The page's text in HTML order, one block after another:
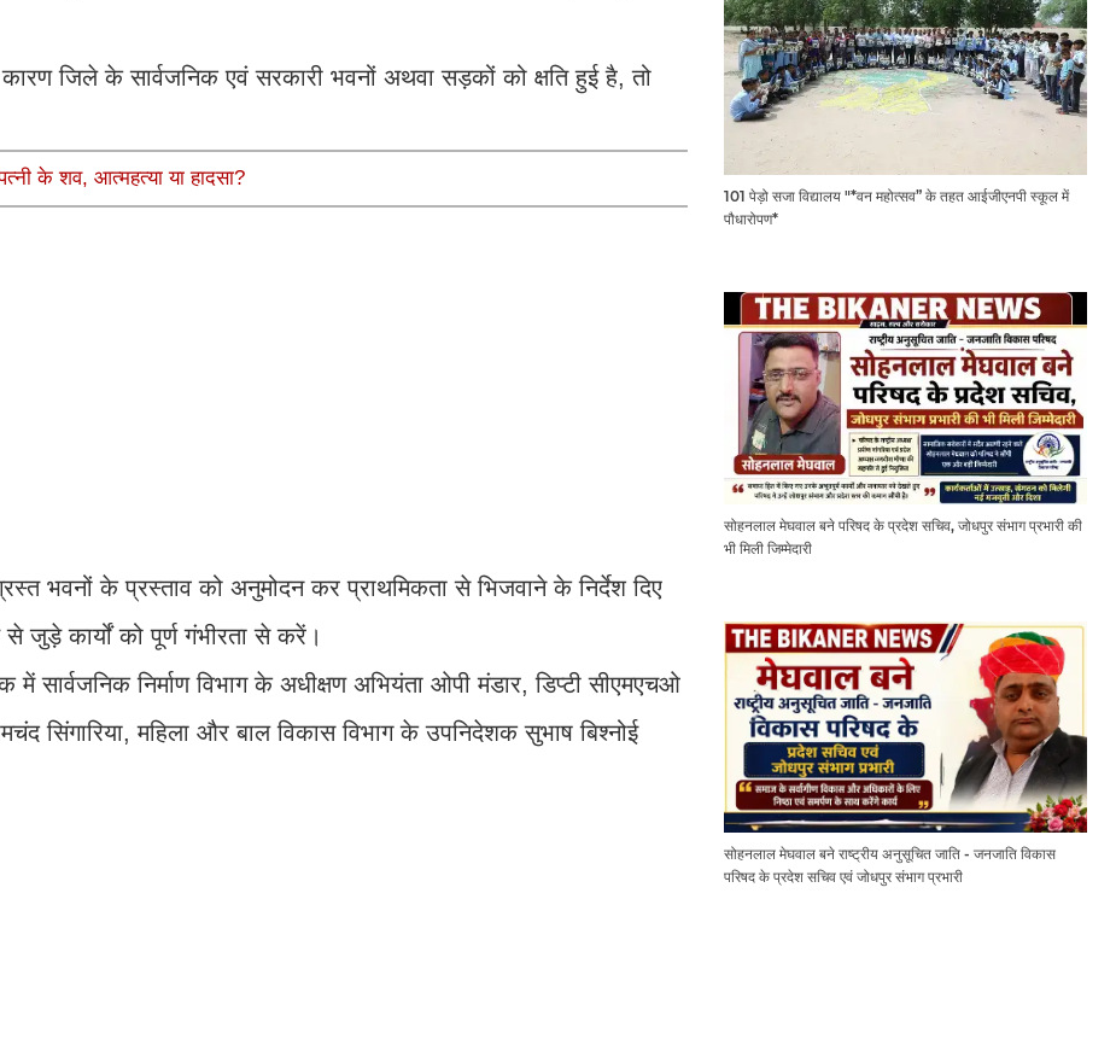
जिले के सार्वजनिक एवं सरकारी भवनों अथवा सड़कों को क्षति हुई है, तो
के शव, आत्महत्या या हादसा?
भवनों के प्रस्ताव को अनुमोदन कर प्राथमिकता से भिजवाने के निर्देश दिए
जुड़े कार्यों को पूर्ण गंभीरता से करें।
सार्वजनिक निर्माण विभाग के अधीक्षण अभियंता ओपी मंडार, डिप्टी सीएमएचओ
सिंगारिया, महिला और बाल विकास विभाग के उपनिदेशक सुभाष बिश्नोई
101 पेड़ो सजा विद्यालय "*वन महोत्सव” के तहत आईजीएनपी स्कूल में
पौधारोपण*
सोहनलाल मेघवाल बने परिषद के प्रदेश सचिव, जोधपुर संभाग प्रभारी की
भी मिली जिम्मेदारी
सोहनलाल मेघवाल बने राष्ट्रीय अनुसूचित जाति - जनजाति विकास
परिषद के प्रदेश सचिव एवं जोधपुर संभाग प्रभारी